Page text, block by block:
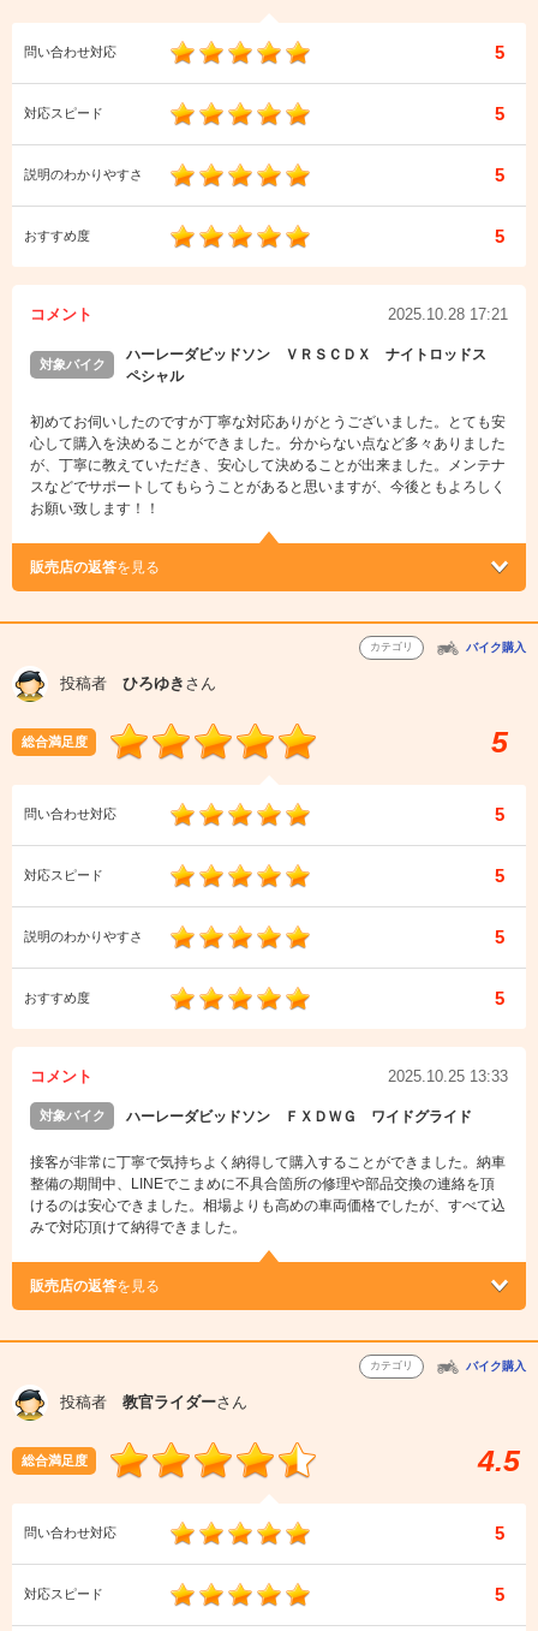
問い合わせ対応 5
対応スピード 5
説明のわかりやすさ 5
おすすめ度 5
コメント 2025.10.28 17:21
対象バイク
ハーレーダビッドソン ＶＲＳＣＤＸ ナイトロッドス
ペシャル
初めてお伺いしたのですが丁寧な対応ありがとうございました。とても安
心して購入を決めることができました。分からない点など多々ありました
が、丁寧に教えていただき、安心して決めることが出来ました。メンテナ
スなどでサポートしてもらうことがあると思いますが、今後ともよろしく
お願い致します！！
販売店の返答を見る
カテゴリ バイク購入
投稿者 ひろゆき さん
総合満足度 5
問い合わせ対応 5
対応スピード 5
説明のわかりやすさ 5
おすすめ度 5
コメント 2025.10.25 13:33
対象バイク ハーレーダビッドソン ＦＸＤＷＧ ワイドグライド
接客が非常に丁寧で気持ちよく納得して購入することができました。納車
整備の期間中、LINEでこまめに不具合箇所の修理や部品交換の連絡を頂
けるのは安心できました。相場よりも高めの車両価格でしたが、すべて込
みで対応頂けて納得できました。
販売店の返答を見る
カテゴリ バイク購入
投稿者 教官ライダーさん
総合満足度 4.5
問い合わせ対応 5
対応スピード 5